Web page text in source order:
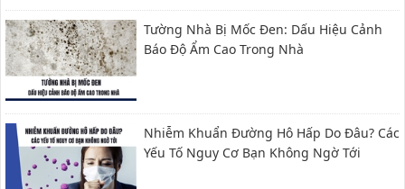
Tường Nhà Bị Mốc Đen: Dấu Hiệu Cảnh
Báo Độ Ẩm Cao Trong Nhà
Nhiễm Khuẩn Đường Hô Hấp Do Đâu? Các
Yếu Tố Nguy Cơ Bạn Không Ngờ Tới